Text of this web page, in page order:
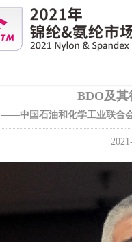
BDO及其
——中国石油和化学工业联合